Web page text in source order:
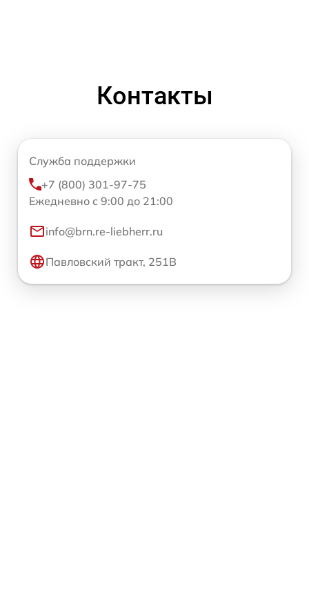
Контакты
Служба поддержки
+7 (800) 301-97-75
Ежедневно с 9:00 до 21:00
info@brn.re-liebherr.ru
Павловский тракт, 251В